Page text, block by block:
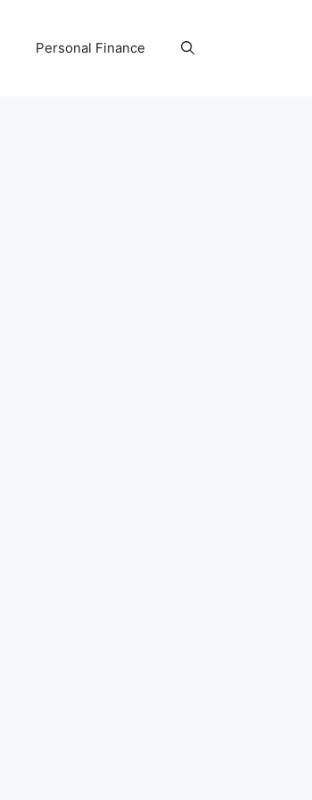
Personal Finance